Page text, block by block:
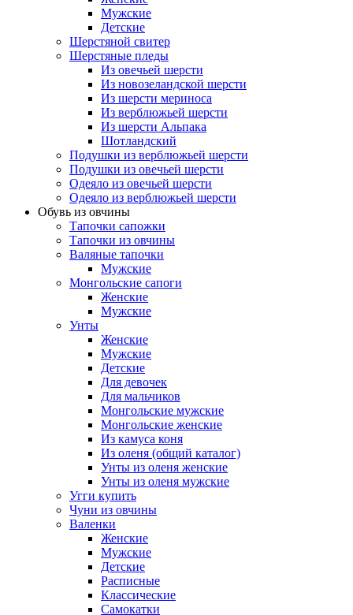
Мужские
Детские
Шерстяной свитер
Шерстяные пледы
Из овечьей шерсти
Из новозеландской шерсти
Из шерсти мериноса
Из верблюжьей шерсти
Из шерсти Альпака
Шотландский
Подушки из верблюжьей шерсти
Подушки из овечьей шерсти
Одеяло из овечьей шерсти
Одеяло из верблюжьей шерсти
Обувь из овчины
Тапочки сапожки
Тапочки из овчины
Валяные тапочки
Мужские
Монгольские сапоги
Женские
Мужские
Унты
Женские
Мужские
Детские
Для девочек
Для мальчиков
Монгольские мужские
Монгольские женские
Из камуса коня
Из оленя (общий каталог)
Унты из оленя женские
Унты из оленя мужские
Угги купить
Чуни из овчины
Валенки
Женские
Мужские
Детские
Расписные
Классические
Самокатки